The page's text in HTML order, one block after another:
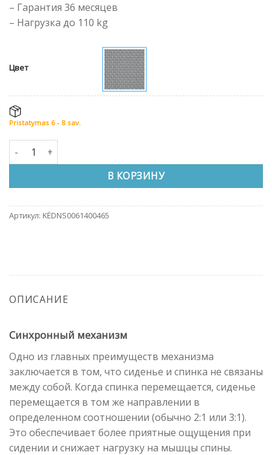
– Гарантия 36 месяцев
– Hагрузка до 110 kg
Цвет
Pristatymas 6 - 8 sav.
Количество товара Офисное кресло SUNNY mesh
В КОРЗИНУ
Артикул: KĖDNS0061400465
ОПИСАНИЕ
Синхронный механизм
Одно из главных преимуществ механизма
заключается в том, что сиденье и спинка не связаны
между собой. Когда спинка перемещается, сиденье
перемещается в том же направлении в
определенном соотношении (обычно 2:1 или 3:1).
Это обеспечивает более приятные ощущения при
сидении и снижает нагрузку на мышцы спины.